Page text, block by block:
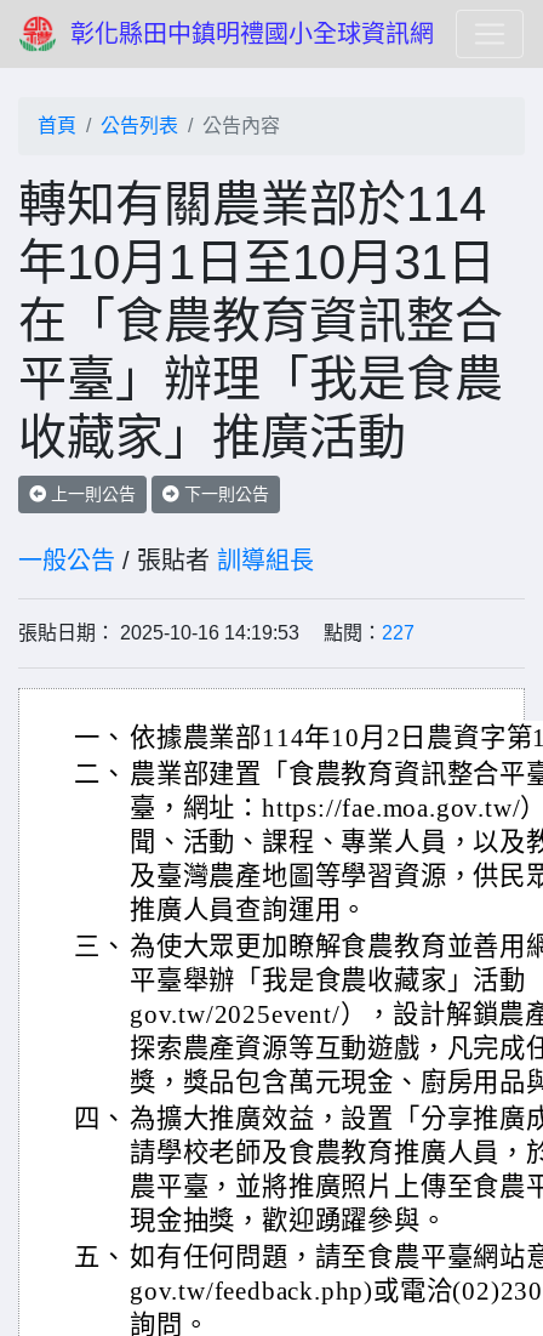
彰化縣田中鎮明禮國小全球資訊網
首頁 公告列表 公告內容
轉知有關農業部於114
年10月1日至10月31日
在「食農教育資訊整合
平臺」辦理「我是食農
收藏家」推廣活動
上一則公告 下一則公告
一般公告 / 張貼者 訓導組長
張貼日期： 2025-10-16 14:19:53 點閱： 227
一、 依據農業部114年10月2日農資字第
二、 農業部建置「食農教育資訊整合平
臺，網址：https://fae.moa.gov.tw/
聞、活動、課程、專業人員，以及
及臺灣農產地圖等學習資源，供民
推廣人員查詢運用。
三、 為使大眾更加瞭解食農教育並善用
平臺舉辦「我是食農收藏家」活動
gov.tw/2025event/），設計解鎖農
探索農產資源等互動遊戲，凡完成
獎，獎品包含萬元現金、廚房用品
四、 為擴大推廣效益，設置「分享推廣
請學校老師及食農教育推廣人員，
農平臺，並將推廣照片上傳至食農
現金抽獎，歡迎踴躍參與。
五、 如有任何問題，請至食農平臺網站
gov.tw/feedback.php)或電洽
詢問。